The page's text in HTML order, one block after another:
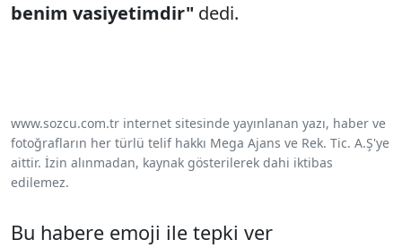
benim vasiyetimdir" dedi.
www.sozcu.com.tr internet sitesinde yayınlanan yazı, haber ve
fotoğrafların her türlü telif hakkı Mega Ajans ve Rek. Tic. A.Ş'ye
aittir. İzin alınmadan, kaynak gösterilerek dahi iktibas
edilemez.
Bu habere emoji ile tepki ver